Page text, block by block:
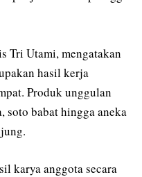
Tri Utami, mengatakan
hasil kerja
Produk unggulan
soto babat hingga aneka
karya anggota secara